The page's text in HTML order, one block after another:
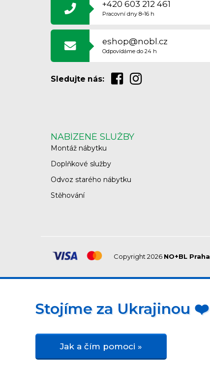
+420 603 212 461
Pracovní dny 8–16 h
eshop@nobl.cz
Odpovídáme do 24 h
Sledujte nás:
NABÍZENÉ SLUŽBY
Montáž nábytku
Doplňkové služby
Odvoz starého nábytku
Stěhování
Copyright 2026 NO+BL Praha
Stojíme za Ukrajinou ❤️
Jak a čím pomoci »